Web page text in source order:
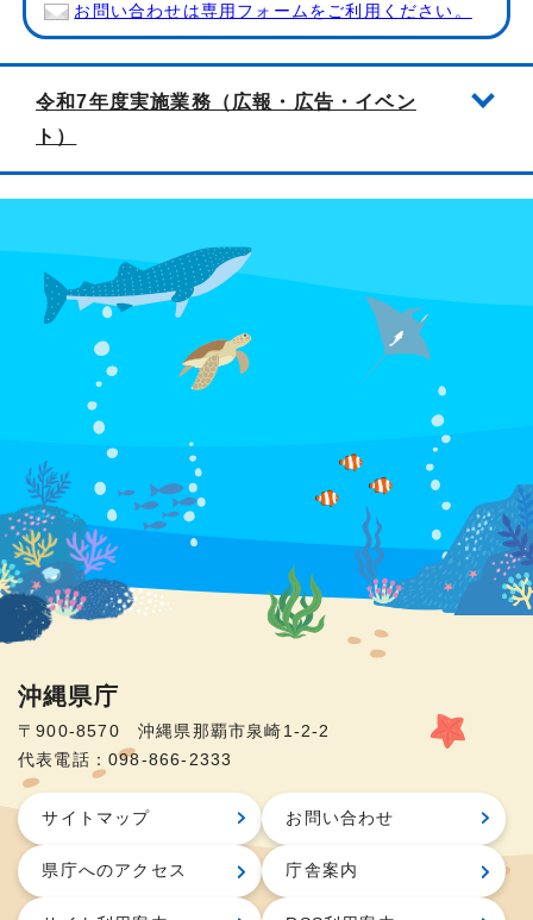
お問い合わせは専用フォームをご利用ください。
令和7年度実施業務（広報・広告・イベン
ト）
沖縄県庁
〒900-8570 沖縄県那覇市泉崎1-2-2
代表電話：098-866-2333
サイトマップ お問い合わせ
県庁へのアクセス 庁舎案内